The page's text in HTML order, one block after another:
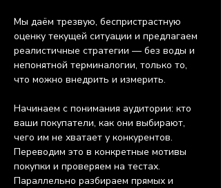
Мы даём трезвую, беспристрастную
оценку текущей ситуации и предлагаем
реалистичные стратегии — без воды и
непонятной терминалогии, только то,
что можно внедрить и измерить.
Начинаем с понимания аудитории: кто
ваши покупатели, как они выбирают,
чего им не хватает у конкурентов.
Переводим это в конкретные мотивы
покупки и проверяем на тестах.
Параллельно разбираем прямых и